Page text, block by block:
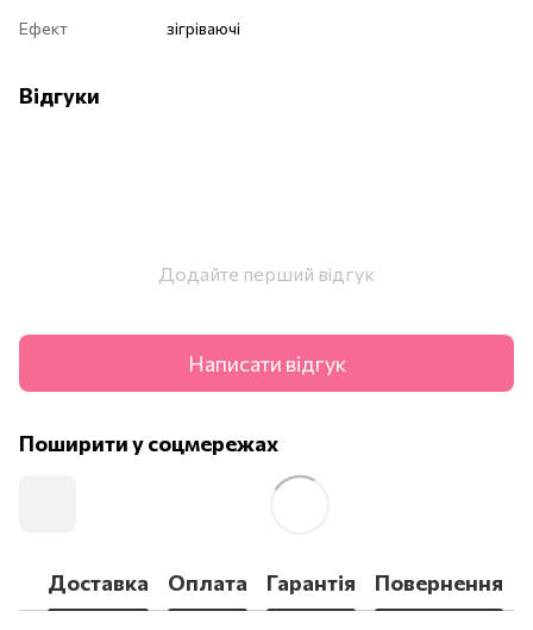
Ефект зігріваючі
Відгуки
Додайте перший відгук
Написати відгук
Поширити у соцмережах
Доставка Оплата Гарантія Повернення